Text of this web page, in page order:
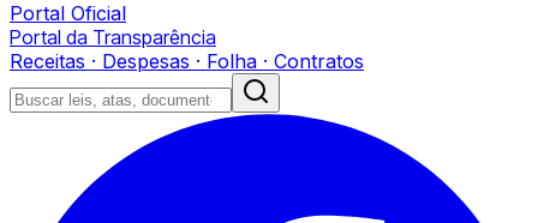
Portal Oficial
Portal da Transparência
Receitas · Despesas · Folha · Contratos